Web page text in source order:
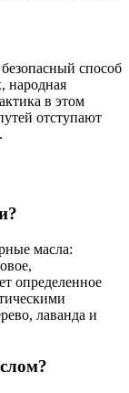
способ
народная
в этом
отступают
масла:
определенное
лаванда и